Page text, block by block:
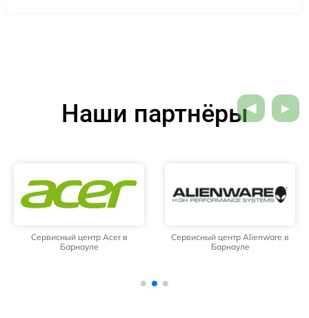
Наши партнёры
Сервисный центр Acer в
Барнауле
Сервисный центр Alienware в
Барнауле